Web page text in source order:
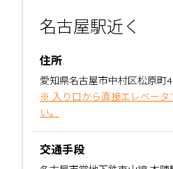
名古屋駅近く
住所
愛知県名古屋市中村区松原町
※ 入り口から直接エレベータ
い。
交通手段